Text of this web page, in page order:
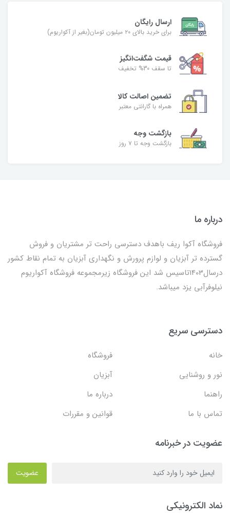
ارسال رایگان
برای خرید بالای ۲۰ میلیون تومان(بغیر از آکواریوم)
قیمت شگفت‌انگیز
تا سقف 30% تخفیف
تضمین اصالت کالا
همراه با گارانتی معتبر
بازگشت وجه
بازگشت وجه تا ۷ روز
درباره ما
فروشگاه آکوا ریف باهدف دسترسی راحت تر مشتریان و فروش
گسترده تر آبزیان و لوازم پرورش و نگهداری آبزیان به تمام نقاط کشور
درسال1403تاسیس شد این فروشگاه زیرمجموعه فروشگاه آکواریوم
نیلوفرآبی یزد میباشد.
دسترسی سریع
خانه
فروشگاه
نور و روشنایی
آبزیان
راهنما
درباره ما
تماس با ما
قوانین و مقررات
عضویت در خبرنامه
عضویت
نماد الکترونیکی